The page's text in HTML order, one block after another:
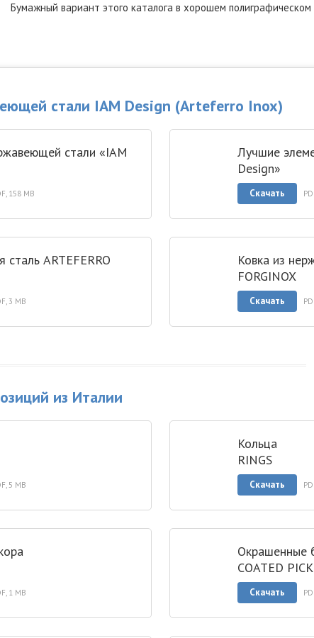
Бумажный вариант этого каталога в хорошем
стали IAM Design (Arteferro Inox)
стали «IAM
158 MB
Лучшие
Design»
Скачать
ARTEFERRO
3 MB
Ковка из
FORGINOX
Скачать
из Италии
5 MB
Кольца
RINGS
Скачать
1 MB
Окрашенные
COATED
Скачать